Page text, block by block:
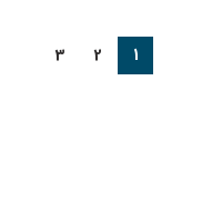
1
2
3